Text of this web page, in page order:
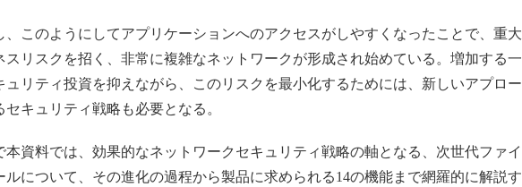
このようにしてアプリケーションへのアクセスがしやすくなったことで、重大
スリスクを招く、非常に複雑なネットワークが形成され始めている。増加する一
ュリティ投資を抑えながら、このリスクを最小化するためには、新しいアプロー
セキュリティ戦略も必要となる。
資料では、効果的なネットワークセキュリティ戦略の軸となる、次世代ファイ
ルについて、その進化の過程から製品に求められる14の機能まで網羅的に解説す